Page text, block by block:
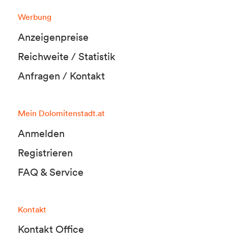
Werbung
Anzeigenpreise
Reichweite / Statistik
Anfragen / Kontakt
Mein Dolomitenstadt.at
Anmelden
Registrieren
FAQ & Service
Kontakt
Kontakt Office